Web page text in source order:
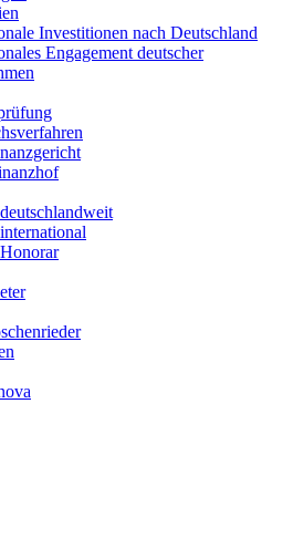
Investitionen nach Deutschland
Engagement deutscher